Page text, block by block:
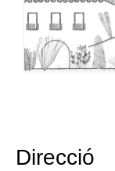
Direcció